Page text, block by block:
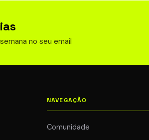
no seu email
NAVEGAÇÃO
Comunidade